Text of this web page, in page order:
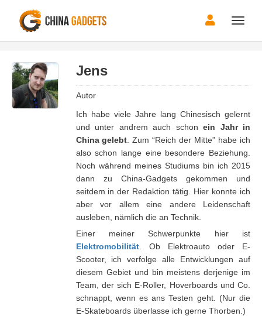
Toggle
Jens
Autor
Ich habe viele Jahre lang Chinesisch gelernt
und unter andrem auch schon ein Jahr in
China gelebt . Zum “Reich der Mitte” habe ich
also schon lange eine besondere Beziehung.
Noch während meines Studiums bin ich 2015
dann zu China-Gadgets gekommen und
seitdem in der Redaktion tätig. Hier konnte ich
aber vor allem eine andere Leidenschaft
ausleben, nämlich die an Technik.
Einer meiner Schwerpunkte hier ist
Elektromobilität. Ob Elektroauto oder E-
Scooter, ich verfolge alle Entwicklungen auf
diesem Gebiet und bin meistens derjenige im
Team, der sich E-Roller, Hoverboards und Co.
schnappt, wenn es ans Testen geht. (Nur die
E-Skateboards überlasse ich gerne Thorben.)